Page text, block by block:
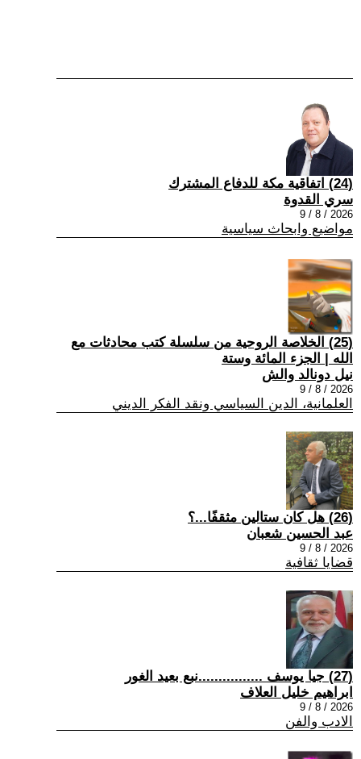
(24) اتفاقية مكة للدفاع المشترك
سري القدوة
2026 / 8 / 9
مواضيع وابحاث سياسية
(25) الخلاصة الروحية من سلسلة كتب محادثات مع
الله | الجزء المائة وستة
نيل دونالد والش
2026 / 8 / 9
العلمانية، الدين السياسي ونقد الفكر الديني
(26) هل كان ستالين مثقفًا...؟
عبد الحسين شعبان
2026 / 8 / 9
قضايا ثقافية
(27) جيا يوسف ................نبع بعيد الغور
ابراهيم خليل العلاف
2026 / 8 / 9
الادب والفن